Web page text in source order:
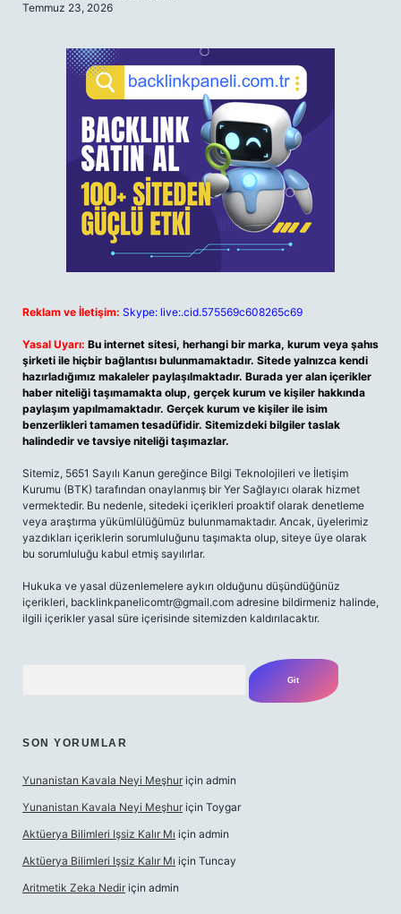
Temmuz 23, 2026
Reklam ve İletişim: Skype: live:.cid.575569c608265c69
Yasal Uyarı: Bu internet sitesi, herhangi bir marka, kurum veya şahıs
şirketi ile hiçbir bağlantısı bulunmamaktadır. Sitede yalnızca kendi
hazırladığımız makaleler paylaşılmaktadır. Burada yer alan içerikler
haber niteliği taşımamakta olup, gerçek kurum ve kişiler hakkında
paylaşım yapılmamaktadır. Gerçek kurum ve kişiler ile isim
benzerlikleri tamamen tesadüfidir. Sitemizdeki bilgiler taslak
halindedir ve tavsiye niteliği taşımazlar.
Sitemiz, 5651 Sayılı Kanun gereğince Bilgi Teknolojileri ve İletişim
Kurumu (BTK) tarafından onaylanmış bir Yer Sağlayıcı olarak hizmet
vermektedir. Bu nedenle, sitedeki içerikleri proaktif olarak denetleme
veya araştırma yükümlülüğümüz bulunmamaktadır. Ancak, üyelerimiz
yazdıkları içeriklerin sorumluluğunu taşımakta olup, siteye üye olarak
bu sorumluluğu kabul etmiş sayılırlar.
Hukuka ve yasal düzenlemelere aykırı olduğunu düşündüğünüz
içerikleri, backlinkpanelicomtr@gmail.com adresine bildirmeniz halinde,
ilgili içerikler yasal süre içerisinde sitemizden kaldırılacaktır.
SON YORUMLAR
Yunanistan Kavala Neyi Meşhur için admin
Yunanistan Kavala Neyi Meşhur için Toygar
Aktüerya Bilimleri Işsiz Kalır Mı için admin
Aktüerya Bilimleri Işsiz Kalır Mı için Tuncay
Aritmetik Zeka Nedir için admin